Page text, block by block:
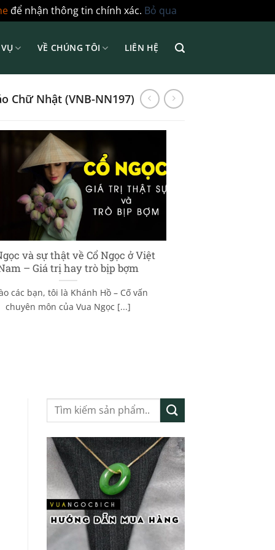
để nhận thông tin chính xác. Bỏ qua
VỀ CHÚNG TÔI LIÊN HỆ
Chữ Nhật (VNB-NN197)
và sự thật về Cổ Ngọc ở Việt
– Giá trị hay trò bịp bợm
các bạn, tôi là Khánh Hồ – Cố vấn
chuyên môn của Vua Ngọc [...]
Tìm
kiếm: